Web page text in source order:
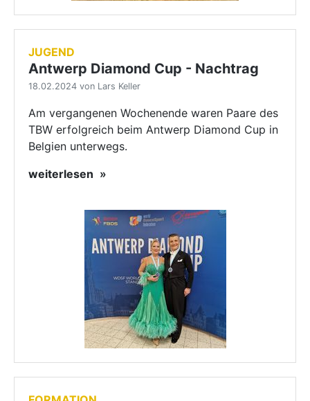
JUGEND
Antwerp Diamond Cup - Nachtrag
18.02.2024 von Lars Keller
Am vergangenen Wochenende waren Paare des
TBW erfolgreich beim Antwerp Diamond Cup in
Belgien unterwegs.
weiterlesen